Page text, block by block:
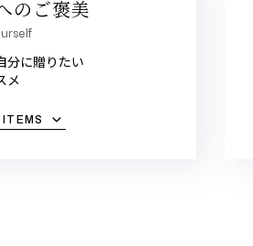
のご褒美
分に贈りたい
メ
ITEMS